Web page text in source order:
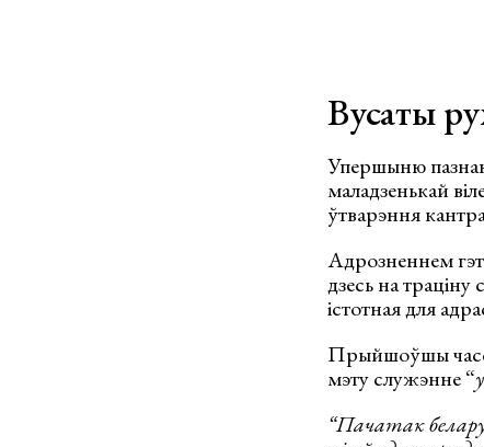
Вусаты
Упершыню
маладзенькай
ўтварэння
Адрозненнем
дзесь на
істотная для
Прыйшоўшы
мэту служэнне “
“Пачатак